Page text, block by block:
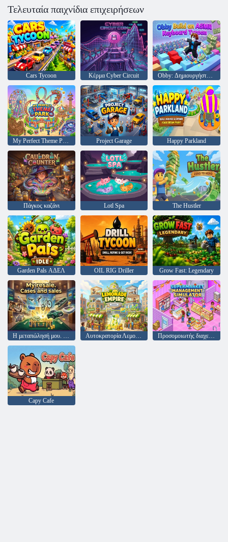
Τελευταία παιχνίδια επιχειρήσεων
Cars Tycoon Κέρμα Cyber Circuit Obby: Δημιουργήστε έναν μεγιστάνα πληκτρολογίου ASMR
Project Garage Happy Parkland
Πάγκος καζάνι Lotl Spa The Hustler
Garden Pals ΑΔΕΛ OIL RIG Driller Grow Fast: Legendary
Η μεταπώλησή μου. Θήκες και πωλήσεις Αυτοκρατορία Λεμονάδας Προσομοιωτής διαχείρισης σούπερ μάρκετ
Capy Cafe